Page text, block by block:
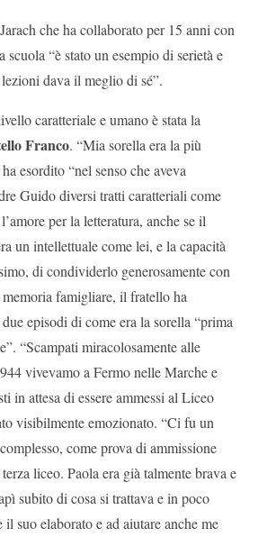
che ha collaborato per 15 anni con
scuola “è stato un esempio di serietà e
dava il meglio di sé”.
caratteriale e umano è stata la
Franco. “Mia sorella era la più
esordito “nel senso che aveva
Guido diversi tratti caratteriali come
per la letteratura, anche se il
un intellettuale come lei, e la capacità
di condividerlo generosamente con
famigliare, il fratello ha
episodi di come era la sorella “prima
“Scampati miracolosamente alle
vivevamo a Fermo nelle Marche e
in attesa di essere ammessi al Liceo
visibilmente emozionato. “Ci fu un
come prova di ammissione
liceo. Paola era già talmente brava e
subito di cosa si trattava e in poco
suo elaborato e ad aiutare anche me